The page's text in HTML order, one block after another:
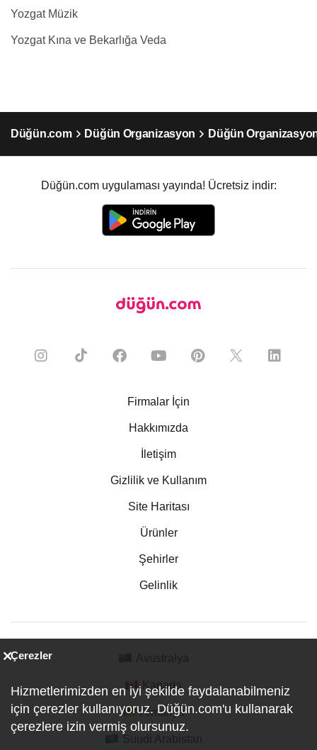
Yozgat Müzik
Yozgat Kına ve Bekarlığa Veda
Düğün.com Düğün Organizasyon Düğün
Düğün.com uygulaması yayında! Ücretsiz indir:
Firmalar İçin
Hakkımızda
İletişim
Gizlilik ve Kullanım
Site Haritası
Ürünler
Şehirler
Gelinlik
Kanada
Almanya
Çerezler
Hizmetlerimizden en iyi şekilde faydalanabilmeniz
için çerezler kullanıyoruz. Düğün.com'u kullanarak
çerezlere izin vermiş olursunuz.